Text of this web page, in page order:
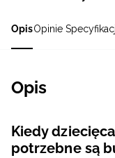
OpisOpinie
Opis
Kiedy
potrzebne są